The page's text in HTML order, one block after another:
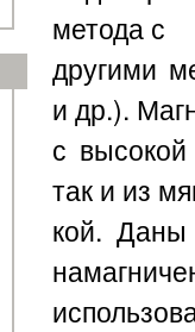
метода с
другими
и др.).
с
так и из
кой. Даны